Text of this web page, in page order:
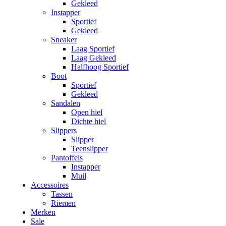
Gekleed
Instapper
Sportief
Gekleed
Sneaker
Laag Sportief
Laag Gekleed
Halfhoog Sportief
Boot
Sportief
Gekleed
Sandalen
Open hiel
Dichte hiel
Slippers
Slipper
Teenslipper
Pantoffels
Instapper
Muil
Accessoires
Tassen
Riemen
Merken
Sale